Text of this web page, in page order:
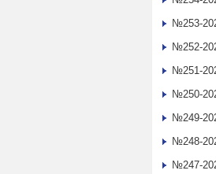
№253-
№252-
№251-
№250-
№249-
№248-
№247-